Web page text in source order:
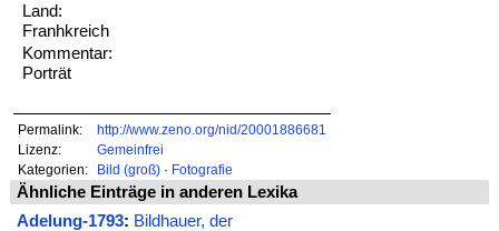
Land:
Franhkreich
Kommentar:
Porträt
Permalink:
http://www.zeno.org/nid/20001886681
Lizenz:
Gemeinfrei
Kategorien:
Bild (groß)· Fotografie
Ähnliche Einträge in anderen Lexika
Adelung-1793: Bildhauer, der